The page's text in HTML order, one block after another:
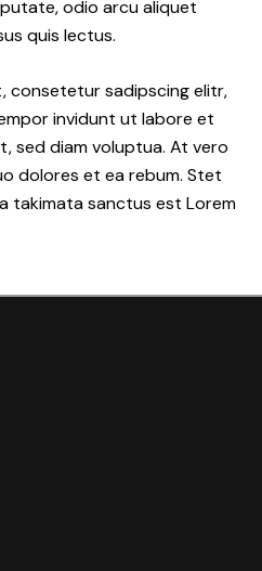
odio arcu aliquet
quis lectus.
consetetur sadipscing elitr,
invidunt ut labore et
sed diam voluptua. At vero
dolores et ea rebum. Stet
takimata sanctus est Lorem